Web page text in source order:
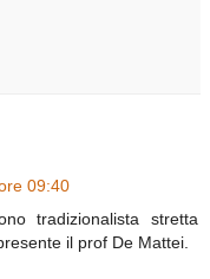
09:40
tradizionalista stretta
il prof De Mattei.